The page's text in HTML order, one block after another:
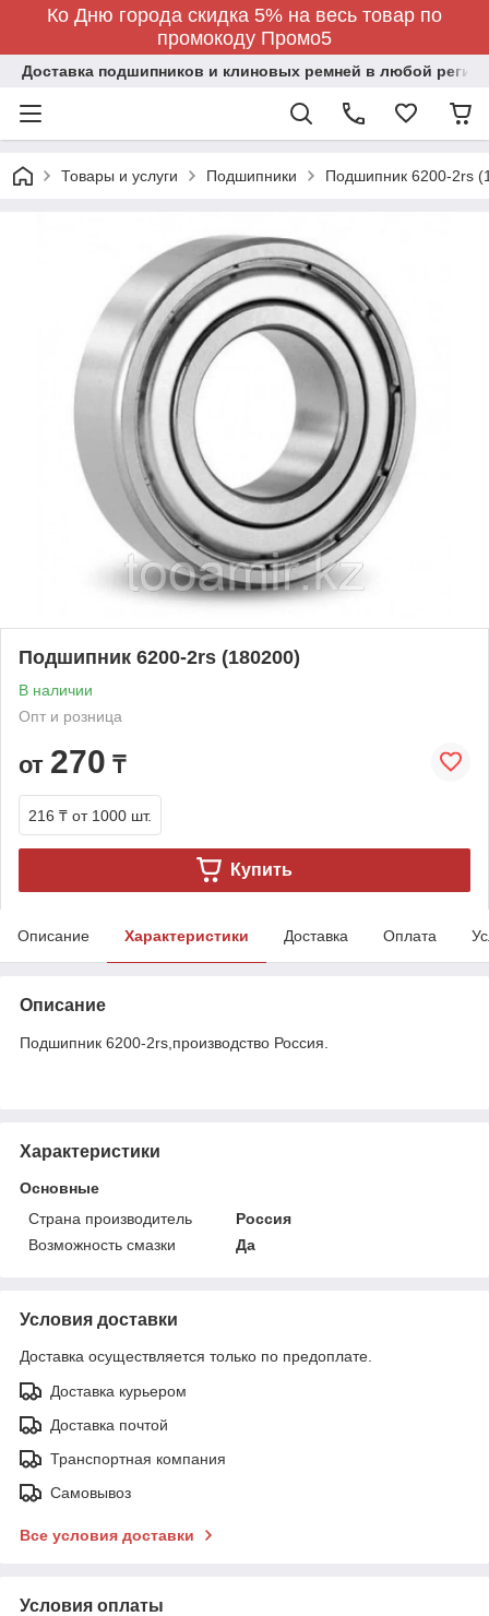
Ко Дню города скидка 5% на весь товар по
промокоду Промо5
Доставка подшипников и клиновых ремней в любой регион
Товары и услуги Подшипники Подшипник 6200-2rs
Подшипник 6200-2rs (180200)
В наличии
Опт и розница
от 270 ₸
216 ₸ от 1000 шт.
Купить
Описание Характеристики Доставка Оплата
Описание
Подшипник 6200-2rs,производство Россия.
Характеристики
Основные
Страна производитель
Россия
Возможность смазки
Да
Условия доставки
Доставка осуществляется только по предоплате.
Доставка курьером
Доставка почтой
Транспортная компания
Самовывоз
Все условия доставки
Условия оплаты